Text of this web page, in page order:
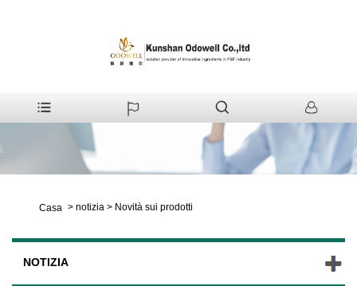
Casa > notizia > Novità sui prodotti
NOTIZIA